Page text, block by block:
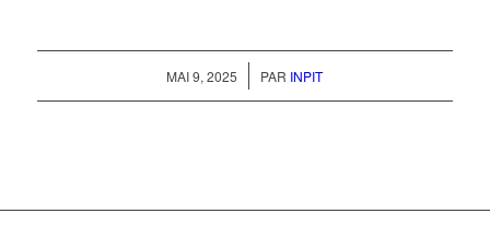
MAI 9, 2025
/ PAR INPIT